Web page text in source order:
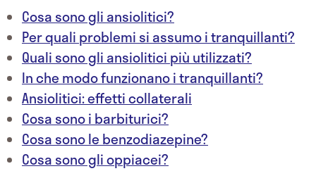
Cosa sono gli ansiolitici?
Per quali problemi si assumo i tranquillanti?
Quali sono gli ansiolitici più utilizzati?
In che modo funzionano i tranquillanti?
Ansiolitici: effetti collaterali
Cosa sono i barbiturici?
Cosa sono le benzodiazepine?
Cosa sono gli oppiacei?